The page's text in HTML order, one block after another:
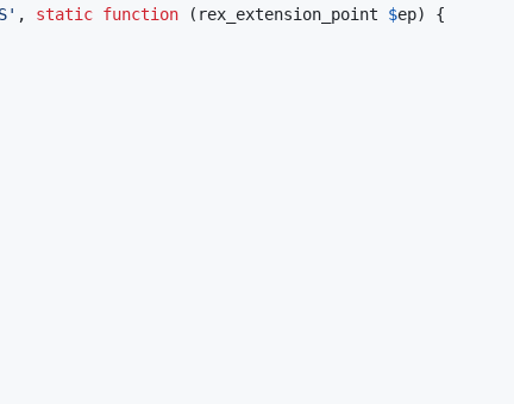
' , static function ( rex_extension_point $ep) {